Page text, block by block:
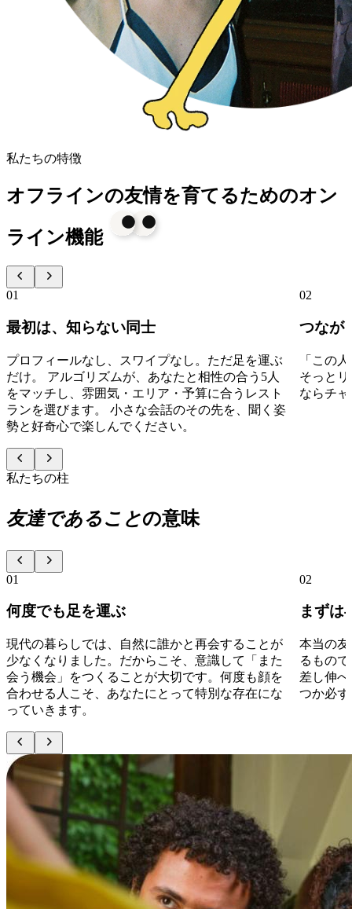
私たちの特徴
オフラインの友情を育てるためのオン
ライン機能
01
最初は、知らない同士
プロフィールなし、スワイプなし。ただ足を運ぶ
だけ。 アルゴリズムが、あなたと相性の合う5人
をマッチし、雰囲気・エリア・予算に合うレスト
ランを選びます。 小さな会話のその先を、聞く姿
勢と好奇心で楽しんでください。
02
つなが
「この
そっと
ならチ
私たちの柱
友達であることの意味
01
何度でも足を運ぶ
現代の暮らしでは、自然に誰かと再会することが
少なくなりました。だからこそ、意識して「また
会う機会」をつくることが大切です。何度も顔を
合わせる人こそ、あなたにとって特別な存在にな
っていきます。
02
まずは
本当の
るもの
差し伸
つか必